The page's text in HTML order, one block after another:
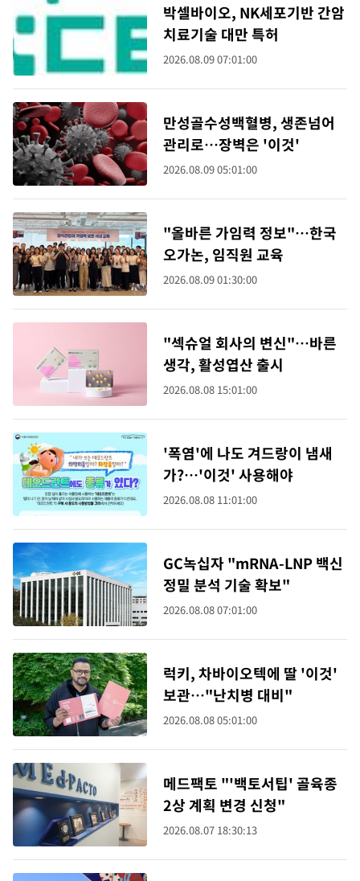
박셀바이오, NK세포기반 간암
치료기술 대만 특허
2026.08.09 07:01:00
만성골수성백혈병, 생존넘어
관리로…장벽은 '이것'
2026.08.09 05:01:00
"올바른 가임력 정보"…한국
오가논, 임직원 교육
2026.08.09 01:30:00
"섹슈얼 회사의 변신"…바른
생각, 활성엽산 출시
2026.08.08 15:01:00
'폭염'에 나도 겨드랑이 냄새
가?…'이것' 사용해야
2026.08.08 11:01:00
GC녹십자 "mRNA-LNP 백신
정밀 분석 기술 확보"
2026.08.08 07:01:00
럭키, 차바이오텍에 딸 '이것'
보관…"난치병 대비"
2026.08.08 05:01:00
메드팩토 "'백토서팁' 골육종
2상 계획 변경 신청"
2026.08.07 18:30:13